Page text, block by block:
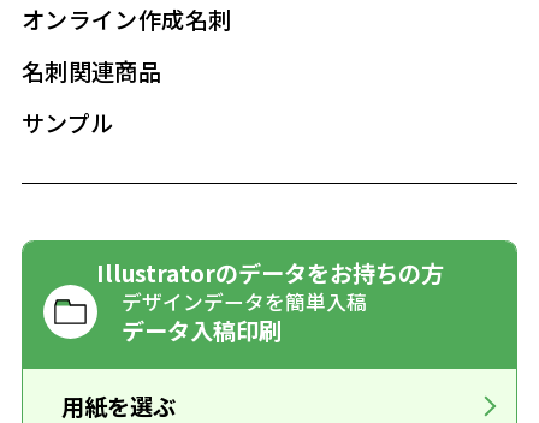
オンライン作成名刺
名刺関連商品
サンプル
Illustratorのデータをお持ちの方
デザインデータを簡単入稿
データ入稿印刷
用紙を選ぶ